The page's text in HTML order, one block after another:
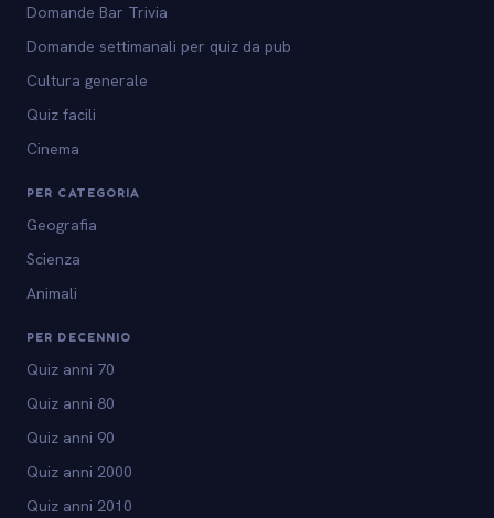
Domande Bar Trivia
Domande settimanali per quiz da pub
Cultura generale
Quiz facili
Cinema
PER CATEGORIA
Geografia
Scienza
Animali
PER DECENNIO
Quiz anni 70
Quiz anni 80
Quiz anni 90
Quiz anni 2000
Quiz anni 2010